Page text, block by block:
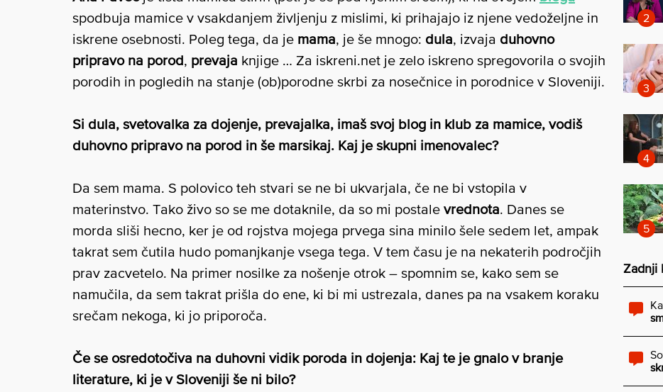
spodbuja mamice v vsakdanjem življenju z mislimi, ki prihajajo iz njene vedoželjne in
iskrene osebnosti. Poleg tega, da je mama, je še mnogo: dula, izvaja duhovno
pripravo na porod, prevaja knjige … Za iskreni.net je zelo iskreno spregovorila o svojih
porodih in pogledih na stanje (ob)porodne skrbi za nosečnice in porodnice v Sloveniji.
Si dula, svetovalka za dojenje, prevajalka, imaš svoj blog in klub za mamice, vodiš
duhovno pripravo na porod in še marsikaj. Kaj je skupni imenovalec?
Da sem mama. S polovico teh stvari se ne bi ukvarjala, če ne bi vstopila v
materinstvo. Tako živo so se me dotaknile, da so mi postale vrednota. Danes se
morda sliši hecno, ker je od rojstva mojega prvega sina minilo šele sedem let, ampak
takrat sem čutila hudo pomanjkanje vsega tega. V tem času je na nekaterih področjih
prav zacvetelo. Na primer nosilke za nošenje otrok – spomnim se, kako sem se
namučila, da sem takrat prišla do ene, ki bi mi ustrezala, danes pa na vsakem koraku
srečam nekoga, ki jo priporoča.
Če se osredotočiva na duhovni vidik poroda in dojenja: Kaj te je gnalo v branje
literature, ki je v Sloveniji še ni bilo?
Zadnji